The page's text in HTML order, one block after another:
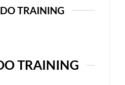
TRAINING
TRAINING